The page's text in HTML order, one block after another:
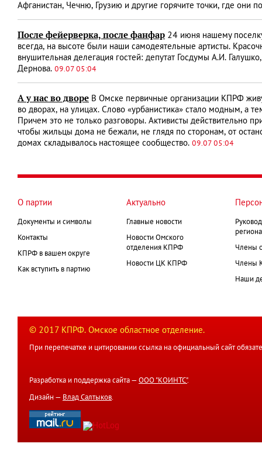
Афганистан, Чечню, Грузию и другие горячите точки, где они
После фейерверка, после фанфар 24 июня нашему
всегда, на высоте были наши самодеятельные артисты.
внушительная делегация гостей: депутат Госдумы А.И.
Дернова. 09.07 05:04
А у нас во дворе В Омске первичные организации КПРФ
во дворах, на улицах. Слово «урбанистика» стало модным, а
Причем это не только разговоры. Активисты действительно
чтобы жильцы дома не бежали, не глядя по сторонам, от
домах складывалось настоящее сообщество. 09.07 05:04
О партии
Документы и символы
Контакты
КПРФ в вашем округе
Как вступить в партию
Актуально
Главные новости
Новости Омского
отделения КПРФ
Новости ЦК КПРФ
Члены
Члены
Наши
© 2017 КПРФ. Омское областное отделение.
При перепечатке и цитировании ссылка на официальный сайт
Разработка и поддержка сайта — ООО "КОИНТС".
Дизайн — Влад Салтыков.